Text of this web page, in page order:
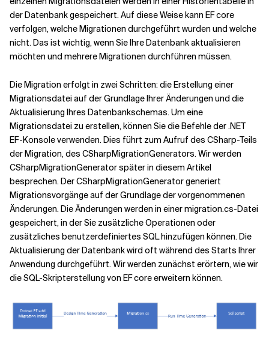
der Datenbank gespeichert. Auf diese Weise kann EF core
verfolgen, welche Migrationen durchgeführt wurden und welche
nicht. Das ist wichtig, wenn Sie Ihre Datenbank aktualisieren
möchten und mehrere Migrationen durchführen müssen.
Die Migration erfolgt in zwei Schritten: die Erstellung einer
Migrationsdatei auf der Grundlage Ihrer Änderungen und die
Aktualisierung Ihres Datenbankschemas. Um eine
Migrationsdatei zu erstellen, können Sie die Befehle der .NET
EF-Konsole verwenden. Dies führt zum Aufruf des CSharp-Teils
der Migration, des CSharpMigrationGenerators. Wir werden
CSharpMigrationGenerator später in diesem Artikel
besprechen. Der CSharpMigrationGenerator generiert
Migrationsvorgänge auf der Grundlage der vorgenommenen
Änderungen. Die Änderungen werden in einer migration.cs-Datei
gespeichert, in der Sie zusätzliche Operationen oder
zusätzliches benutzerdefiniertes SQL hinzufügen können. Die
Aktualisierung der Datenbank wird oft während des Starts Ihrer
Anwendung durchgeführt. Wir werden zunächst erörtern, wie wir
die SQL-Skripterstellung von EF core erweitern können.